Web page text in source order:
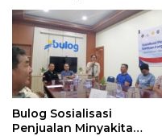
Bulog Sosialisasi
Penjualan Minyakita